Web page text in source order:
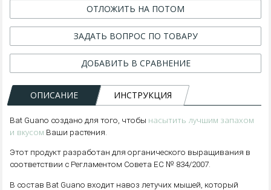
ОТЛОЖИТЬ НА ПОТОМ
ЗАДАТЬ ВОПРОС ПО ТОВАРУ
ДОБАВИТЬ В СРАВНЕНИЕ
ОПИСАНИЕ ИНСТРУКЦИЯ
Bat Guano создано для того, чтобы насытить лучшим запахом
и вкусом Ваши растения.
Этот продукт разработан для органического выращивания в
соответствии с Регламентом Совета ЕС № 834/2007.
В состав Bat Guano входит навоз летучих мышей, который